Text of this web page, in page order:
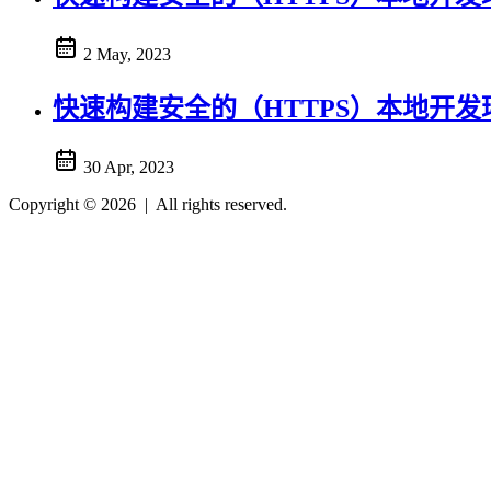
2 May, 2023
快速构建安全的（HTTPS）本地开发
30 Apr, 2023
Copyright © 2026 | All rights reserved.